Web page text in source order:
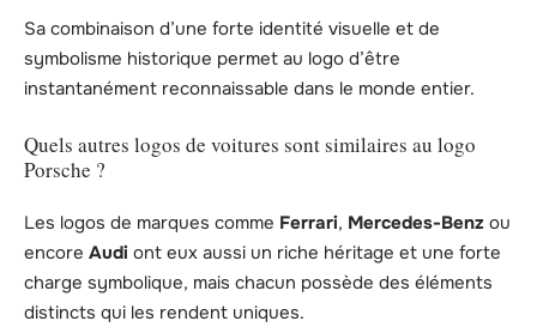
Sa combinaison d’une forte identité visuelle et de
symbolisme historique permet au logo d’être
instantanément reconnaissable dans le monde entier.
Quels autres logos de voitures sont similaires au logo
Porsche ?
Les logos de marques comme Ferrari, Mercedes-Benz ou
encore Audi ont eux aussi un riche héritage et une forte
charge symbolique, mais chacun possède des éléments
distincts qui les rendent uniques.